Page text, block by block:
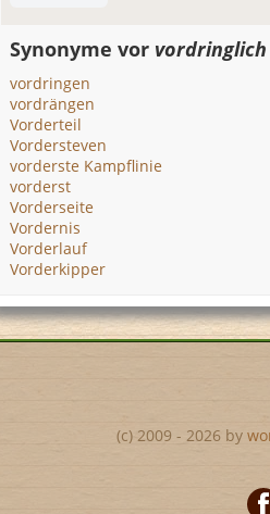
Synonyme vor vordringlich
vordringen
vordrängen
Vorderteil
Vordersteven
vorderste Kampflinie
vorderst
Vorderseite
Vordernis
Vorderlauf
Vorderkipper
(c) 2009 - 2026 by